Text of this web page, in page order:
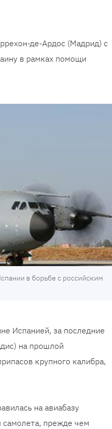
де-Ардос (Мадрид) с
в рамках помощи
в борьбе с российским
Испанией, за последние
на прошлой
крупного калибра,
на авиабазу
самолета, прежде чем